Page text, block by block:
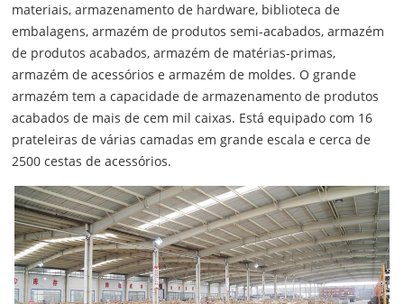
materiais, armazenamento de hardware, biblioteca de
embalagens, armazém de produtos semi-acabados, armazém
de produtos acabados, armazém de matérias-primas,
armazém de acessórios e armazém de moldes. O grande
armazém tem a capacidade de armazenamento de produtos
acabados de mais de cem mil caixas. Está equipado com 16
prateleiras de várias camadas em grande escala e cerca de
2500 cestas de acessórios.